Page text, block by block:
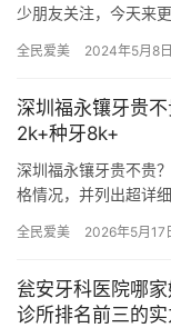
少朋友关注，今天来
全民爱美 2024年5月8日
深圳福永镶牙贵
2k+种牙8k+
深圳福永镶牙贵不贵
格情况，并列出超详
全民爱美 2026年5月17
瓮安牙科医院哪
诊所排名前三的实